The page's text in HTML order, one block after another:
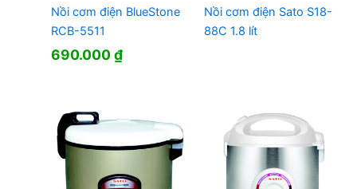
Nồi cơm điện BlueStone
RCB-5511
690.000₫
Nồi cơm điện Sato S18-
88C 1.8 lít